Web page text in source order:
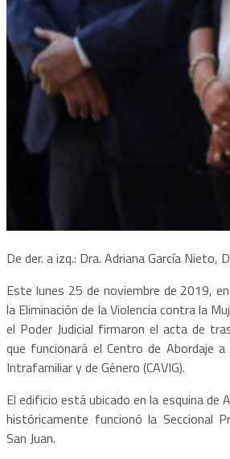
De der. a izq.: Dra. Adriana García Nieto,
Este lunes 25 de noviembre de 2019,
la Eliminación de la Violencia contra la
el Poder Judicial firmaron el acta de
que funcionará el Centro de Abordaje
Intrafamiliar y de Género (CAVIG).
El edificio está ubicado en la esquina de
históricamente funcionó la Seccional
San Juan.